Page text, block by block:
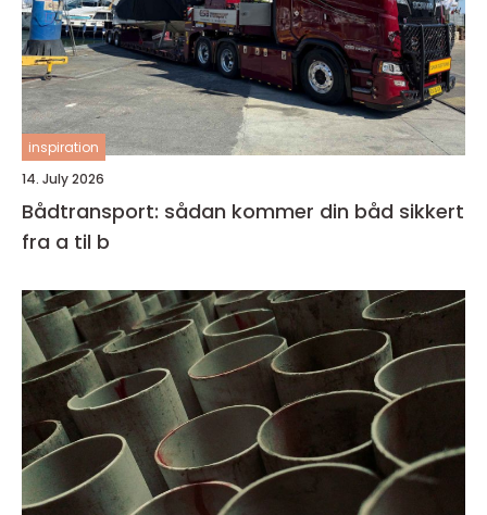
inspiration
14. July 2026
Bådtransport: sådan kommer din båd sikkert
fra a til b